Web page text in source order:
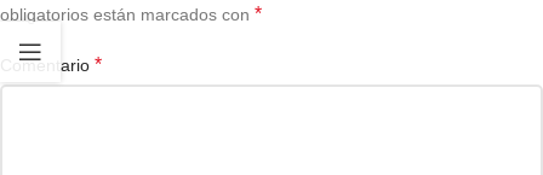
obligatorios están marcados con *
Comentario *